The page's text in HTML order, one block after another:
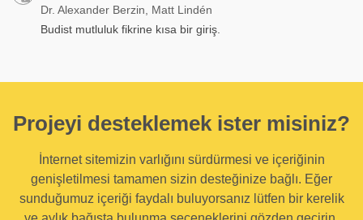
Dr. Alexander Berzin, Matt Lindén
Budist mutluluk fikrine kısa bir giriş.
Projeyi desteklemek ister misiniz?
İnternet sitemizin varlığını sürdürmesi ve içeriğinin
genişletilmesi tamamen sizin desteğinize bağlı. Eğer
sunduğumuz içeriği faydalı buluyorsanız lütfen bir kerelik